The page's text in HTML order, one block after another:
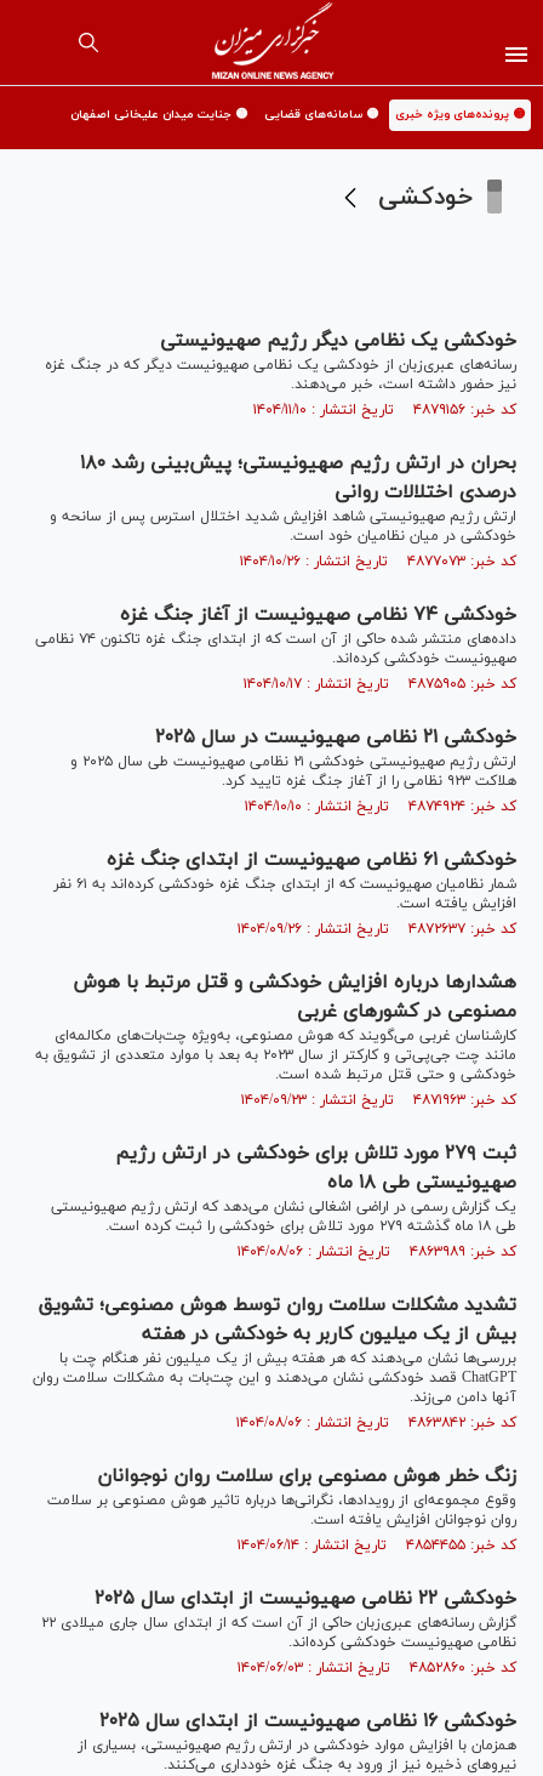
🟡 پرونده‌های ویژه خبری 🟡 سامانه‌های قضایی 🟡 جنایت میدان علیخانی اصفهان
خودکشی
خودکشی یک نظامی دیگر رژیم صهیونیستی
رسانه‌های عبری‌زبان از خودکشی یک نظامی صهیونیست دیگر که در جنگ غزه
نیز حضور داشته است، خبر می‌دهند.
کد خبر: ۴۸۷۹۱۵۶ تاریخ انتشار : ۱۴۰۴/۱۱/۱۰
بحران در ارتش رژیم صهیونیستی؛ پیش‌بینی رشد ۱۸۰
درصدی اختلالات روانی
ارتش رژیم صهیونیستی شاهد افزایش شدید اختلال استرس پس از سانحه و
خودکشی در میان نظامیان خود است.
کد خبر: ۴۸۷۷۰۷۳ تاریخ انتشار : ۱۴۰۴/۱۰/۲۶
خودکشی ۷۴ نظامی صهیونیست از آغاز جنگ غزه
داده‌های منتشر شده حاکی از آن است که از ابتدای جنگ غزه تاکنون ۷۴ نظامی
صهیونیست خودکشی کرده‌اند.
کد خبر: ۴۸۷۵۹۰۵ تاریخ انتشار : ۱۴۰۴/۱۰/۱۷
خودکشی ۲۱ نظامی صهیونیست در سال ۲۰۲۵
ارتش رژیم صهیونیستی خودکشی ۲۱ نظامی صهیونیست طی سال ۲۰۲۵ و
هلاکت ۹۲۳ نظامی را از آغاز جنگ غزه تایید کرد.
کد خبر: ۴۸۷۴۹۲۴ تاریخ انتشار : ۱۴۰۴/۱۰/۱۰
خودکشی ۶۱ نظامی صهیونیست از ابتدای جنگ غزه
شمار نظامیان صهیونیست که از ابتدای جنگ غزه خودکشی کرده‌اند به ۶۱ نفر
افزایش یافته است.
کد خبر: ۴۸۷۲۶۳۷ تاریخ انتشار : ۱۴۰۴/۰۹/۲۶
هشدار‌ها درباره افزایش خودکشی و قتل مرتبط با هوش
مصنوعی در کشور‌های غربی
کارشناسان غربی می‌گویند که هوش مصنوعی، به‌ویژه چت‌بات‌های مکالمه‌ای
مانند چت جی‌پی‌تی و کارکتر از سال ۲۰۲۳ به بعد با موارد متعددی از تشویق به
خودکشی و حتی قتل مرتبط شده است.
کد خبر: ۴۸۷۱۹۶۳ تاریخ انتشار : ۱۴۰۴/۰۹/۲۳
ثبت ۲۷۹ مورد تلاش برای خودکشی در ارتش رژیم
صهیونیستی طی ۱۸ ماه
یک گزارش رسمی در اراضی اشغالی نشان‌ می‌دهد که ارتش رژیم صهیونیستی
طی ۱۸ ماه گذشته ۲۷۹ مورد تلاش برای خودکشی را ثبت کرده است.
کد خبر: ۴۸۶۳۹۸۹ تاریخ انتشار : ۱۴۰۴/۰۸/۰۶
تشدید مشکلات سلامت روان توسط هوش مصنوعی؛ تشویق
بیش از یک میلیون کاربر به خودکشی در هفته
بررسی‌ها نشان می‌دهند که هر هفته بیش از یک میلیون نفر هنگام چت با
ChatGPT قصد خودکشی نشان می‌دهند و این چت‌بات به مشکلات سلامت روان
آنها دامن می‎‎‌زند.
کد خبر: ۴۸۶۳۸۴۲ تاریخ انتشار : ۱۴۰۴/۰۸/۰۶
زنگ خطر هوش مصنوعی برای سلامت روان نوجوانان
وقوع مجموعه‌ای از رویدادها، نگرانی‌ها درباره تاثیر هوش مصنوعی بر سلامت
روان نوجوانان افزایش یافته است.
کد خبر: ۴۸۵۴۴۵۵ تاریخ انتشار : ۱۴۰۴/۰۶/۱۴
خودکشی ۲۲ نظامی صهیونیست از ابتدای سال ۲۰۲۵
گزارش رسانه‌های عبری‌زبان حاکی از آن است که از ابتدای سال جاری میلادی ۲۲
نظامی صهیونیست خودکشی کرده‌اند.
کد خبر: ۴۸۵۲۸۶۰ تاریخ انتشار : ۱۴۰۴/۰۶/۰۳
خودکشی ۱۶ نظامی صهیونیست از ابتدای سال ۲۰۲۵
همزمان با افزایش موارد خودکشی در ارتش رژیم صهیونیستی، بسیاری از
نیروهای ذخیره نیز از ورود به جنگ غزه خودداری می‌کنند.